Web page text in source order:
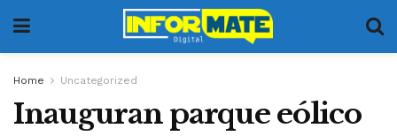
Home Uncategorized
Inauguran parque eólico